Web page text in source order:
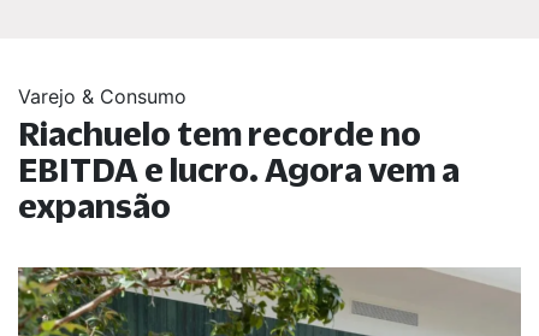
Varejo & Consumo
Riachuelo tem recorde no
EBITDA e lucro. Agora vem a
expansão